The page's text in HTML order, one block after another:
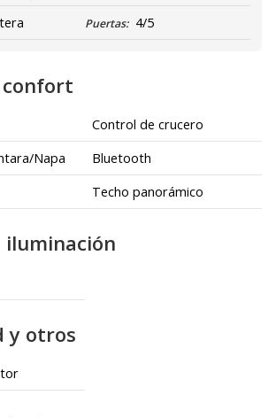
Puertas: 4/5
Control de crucero
Napa
Bluetooth
Techo panorámico
iluminación
y otros